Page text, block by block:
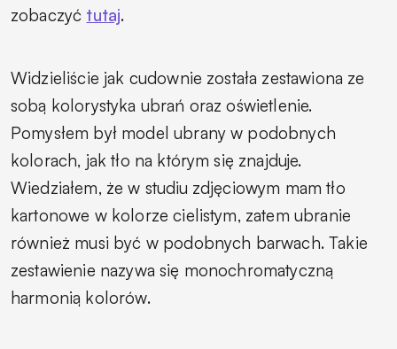
zobaczyć tutaj.
Widzieliście jak cudownie została zestawiona ze
sobą kolorystyka ubrań oraz oświetlenie.
Pomysłem był model ubrany w podobnych
kolorach, jak tło na którym się znajduje.
Wiedziałem, że w studiu zdjęciowym mam tło
kartonowe w kolorze cielistym, zatem ubranie
również musi być w podobnych barwach. Takie
zestawienie nazywa się monochromatyczną
harmonią kolorów.